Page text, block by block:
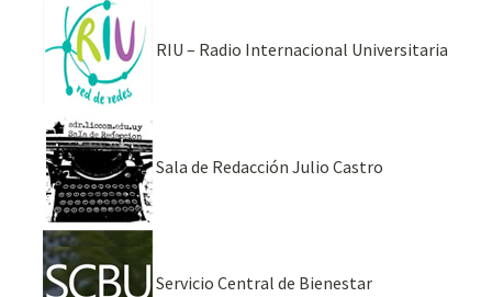
RIU – Radio Internacional Universitaria
Sala de Redacción Julio Castro
Servicio Central de Bienestar